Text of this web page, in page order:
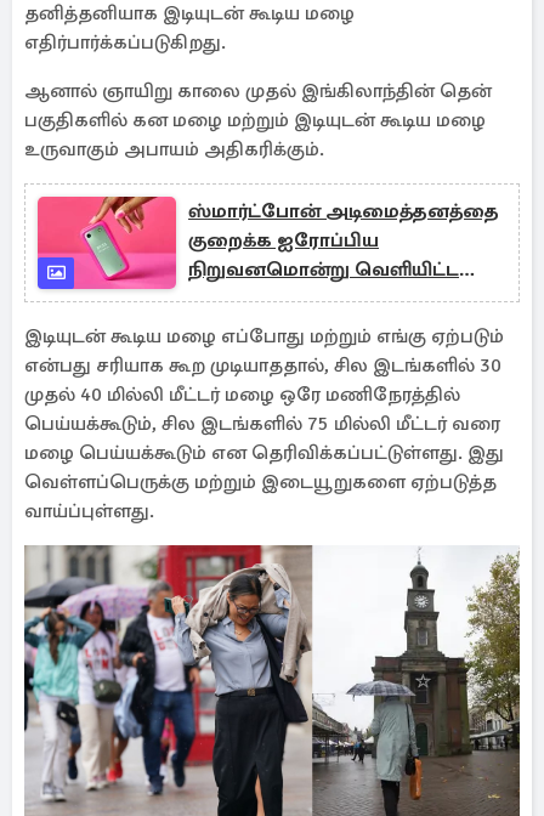
தனித்தனியாக இடியுடன் கூடிய மழை
எதிர்பார்க்கப்படுகிறது.
ஆனால் ஞாயிறு காலை முதல் இங்கிலாந்தின் தென்
பகுதிகளில் கன மழை மற்றும் இடியுடன் கூடிய மழை
உருவாகும் அபாயம் அதிகரிக்கும்.
ஸ்மார்ட்போன் அடிமைத்தனத்தை
குறைக்க ஐரோப்பிய
நிறுவனமொன்று வெளியிட்ட
ஸ்மார்ட்போன்
இடியுடன் கூடிய மழை எப்போது மற்றும் எங்கு ஏற்படும்
என்பது சரியாக கூற முடியாததால், சில இடங்களில் 30
முதல் 40 மில்லி மீட்டர் மழை ஒரே மணிநேரத்தில்
பெய்யக்கூடும், சில இடங்களில் 75 மில்லி மீட்டர் வரை
மழை பெய்யக்கூடும் என தெரிவிக்கப்பட்டுள்ளது. இது
வெள்ளப்பெருக்கு மற்றும் இடையூறுகளை ஏற்படுத்த
வாய்ப்புள்ளது.